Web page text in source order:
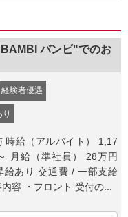
バンビ"でのお
経験者優遇
円
交通費 / 一部支給
■仕事内容 ・フロント 受付の...